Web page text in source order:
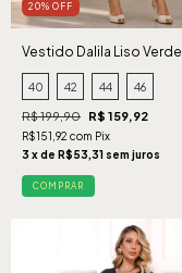
20% OFF
Vestido Dalila Liso Verde
40 42 44 46
R$ 199,90 R$ 159,92
R$151,92 com Pix
3 x de R$53,31 sem juros
COMPRAR